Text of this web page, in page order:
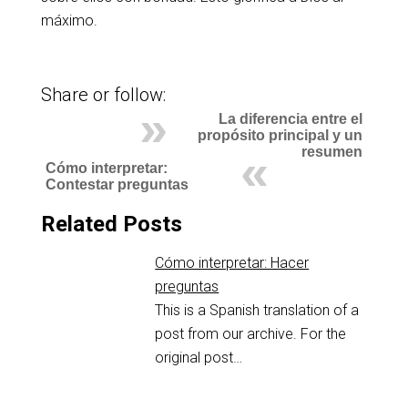
máximo.
Share or follow:
La diferencia entre el
propósito principal y un
resumen
Cómo interpretar:
Contestar preguntas
Related Posts
Cómo interpretar: Hacer
preguntas
This is a Spanish translation of a
post from our archive. For the
original post…